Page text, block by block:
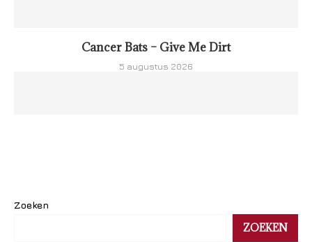
Cancer Bats – Give Me Dirt
5 augustus 2026
Zoeken
ZOEKEN